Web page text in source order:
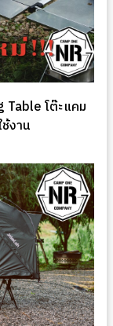
Table โต๊ะแคม
งาน